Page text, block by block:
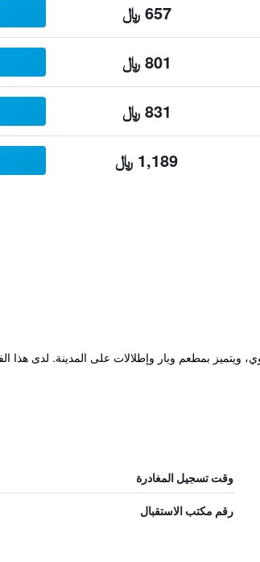
657 ﷼
801 ﷼
831 ﷼
1,189 ﷼
وقت تسجيل المغادرة
رقم مكتب الاستقبال